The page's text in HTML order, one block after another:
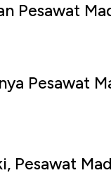
Pesawat
Pesawat
Pesawat